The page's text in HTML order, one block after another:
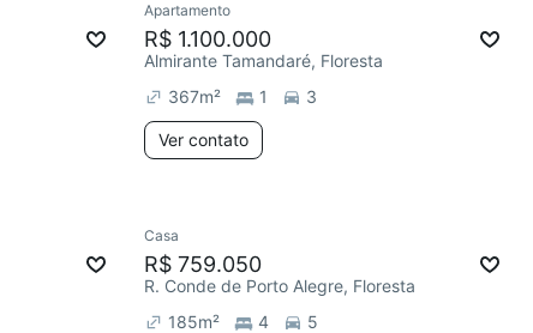
Apartamento
R$ 1.100.000
Almirante Tamandaré, Floresta
367m² 1 3
Ver contato
Casa
R$ 759.050
R. Conde de Porto Alegre, Floresta
185m² 4 5